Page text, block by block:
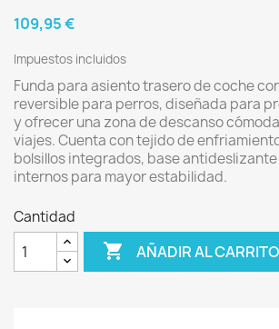
109,95 €
Impuestos incluidos
Funda para asiento trasero de coche
reversible para perros, diseñada para
y ofrecer una zona de descanso
viajes. Cuenta con tejido de
bolsillos integrados, base
internos para mayor estabilidad.
Cantidad
 AÑADIR AL CARRITO